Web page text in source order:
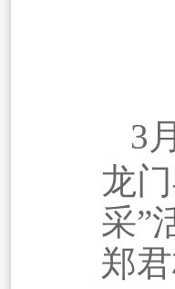
3 月
龙门
采”
郑